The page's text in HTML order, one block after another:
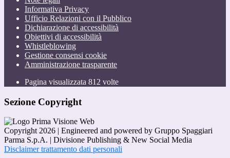
Informativa Privacy
Ufficio Relazioni con il Pubblico
Dichiarazione di accessibilità
Obiettivi di accessibilità
Whistleblowing
Gestione consensi cookie
Amministrazione trasparente
Pagina visualizzata 812 volte
Sezione Copyright
Copyright 2026 | Engineered and powered by Gruppo Spaggiari
Parma S.p.A. | Divisione Publishing & New Social Media
Disclaimer trattamento dati personali